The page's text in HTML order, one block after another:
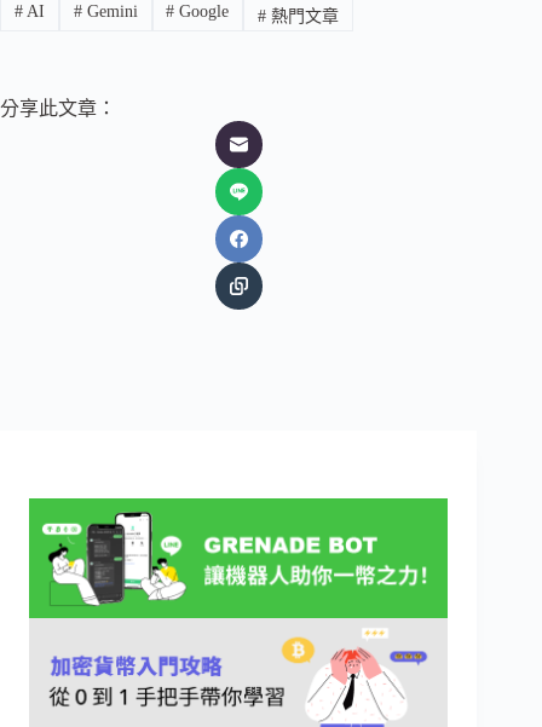
#AI #Gemini # Google # 熱門文章
分享此文章：